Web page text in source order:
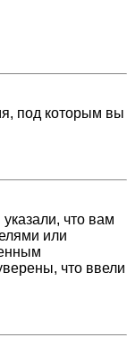
под которым вы
что вам
или
что ввели